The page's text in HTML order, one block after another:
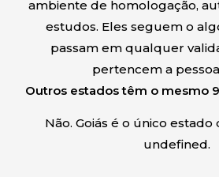
ambiente de homologação,
estudos. Eles seguem o
passam em qualquer
pertencem a
Outros estados têm o mesmo
Não. Goiás é o único estado
undefined.